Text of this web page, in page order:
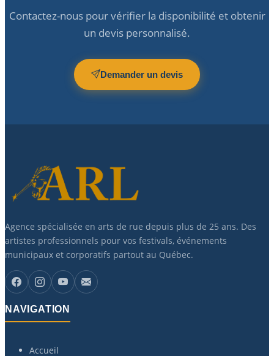
Contactez-nous pour vérifier la disponibilité et obtenir
un devis personnalisé.
Demander un devis
Agence spécialisée en arts de rue depuis plus de 25 ans. Des
artistes professionnels pour vos festivals, événements
municipaux et corporatifs partout au Québec.
NAVIGATION
Accueil